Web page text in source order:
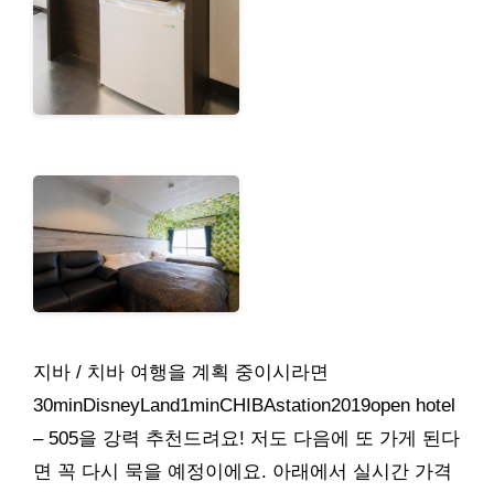
지바 / 치바 여행을 계획 중이시라면
30minDisneyLand1minCHIBAstation2019open hotel
– 505을 강력 추천드려요! 저도 다음에 또 가게 된다
면 꼭 다시 묵을 예정이에요. 아래에서 실시간 가격